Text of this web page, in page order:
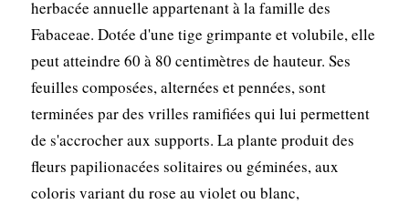
herbacée annuelle appartenant à la famille des
Fabaceae. Dotée d'une tige grimpante et volubile, elle
peut atteindre 60 à 80 centimètres de hauteur. Ses
feuilles composées, alternées et pennées, sont
terminées par des vrilles ramifiées qui lui permettent
de s'accrocher aux supports. La plante produit des
fleurs papilionacées solitaires ou géminées, aux
coloris variant du rose au violet ou blanc,